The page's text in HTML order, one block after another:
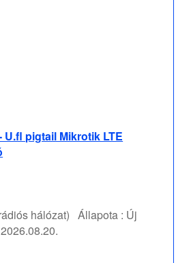
U.fl pigtail Mikrotik LTE
hálózat) Állapota : Új
2026.08.20.